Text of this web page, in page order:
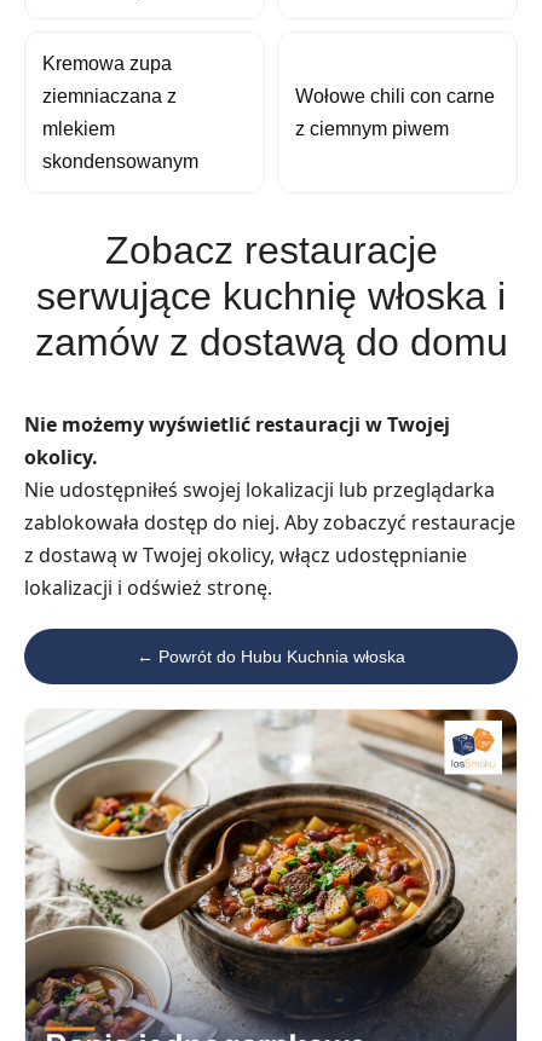
Kremowa zupa
ziemniaczana z
mlekiem
skondensowanym
Wołowe chili con carne
z ciemnym piwem
Zobacz restauracje
serwujące kuchnię włoska i
zamów z dostawą do domu
Nie możemy wyświetlić restauracji w Twojej
okolicy.
Nie udostępniłeś swojej lokalizacji lub przeglądarka
zablokowała dostęp do niej. Aby zobaczyć restauracje
z dostawą w Twojej okolicy, włącz udostępnianie
lokalizacji i odśwież stronę.
← Powrót do Hubu Kuchnia włoska